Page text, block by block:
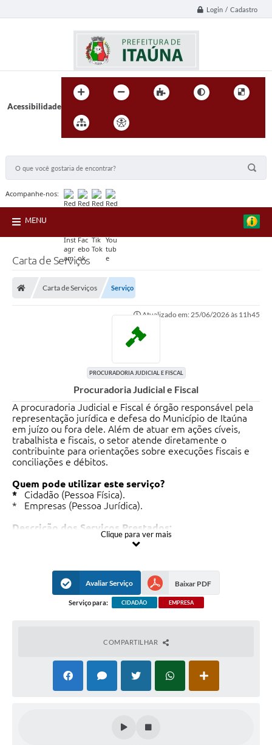
Login / Cadastro
Acessibilidade
Acompanhe-nos:
MENU
Carta de Serviços
Carta de Serviços Serviço
Atualizado em: 25/06/2026 às 11h45
PROCURADORIA JUDICIAL E FISCAL
Procuradoria Judicial e Fiscal
A procuradoria Judicial e Fiscal é órgão responsável pela
representação jurídica e defesa do Município de Itaúna
em juízo ou fora dele. Além de atuar em ações cíveis,
trabalhista e fiscais, o setor atende diretamente o
contribuinte para orientações sobre execuções fiscais e
conciliações e débitos.
Quem pode utilizar este serviço?
* Cidadão (Pessoa Física).
* Empresas (Pessoa Jurídica).
Descrição dos Serviços Prestados:
Acompanhamento Jurídico: Defesa do Município em
processo judiciais e extrajudiciais (conforme o art.8ºda
Informações sobre Execuções Fiscais:Orientações
sobre o andamento de cobranças judiciais e autorização
para acordos de parcelamento de débitos tributários e
não tributários.
* Atendimento ao contribuinte para ciência de débitos
* Conciliação pré-processual e assinatura de Termo de
Acordo (com emissão de guias de pagamentos junto ao
Setor de Dívida Ativa) antes do ajuizamento da demanda
Clique para ver mais
Avaliar Serviço Baixar PDF
Serviço para: CIDADÃO EMPRESA
COMPARTILHAR